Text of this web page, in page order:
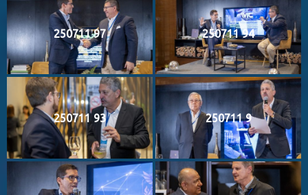
250711 97 250711 94
250711 93 250711 9